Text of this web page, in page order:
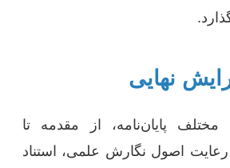
نهایی
پایان‌نامه، از مقدمه تا
رعایت اصول نگارش علمی، استناد